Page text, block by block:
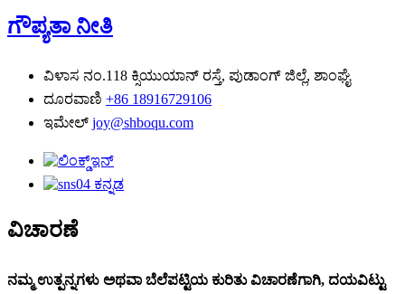
ಗೌಪ್ಯತಾ ನೀತಿ
ವಿಳಾಸ ನಂ.118 ಕ್ಸಿಯುಯಾನ್ ರಸ್ತೆ, ಪುಡಾಂಗ್ ಜಿಲ್ಲೆ, ಶಾಂಘೈ
ದೂರವಾಣಿ +86 18916729106
ಇಮೇಲ್ joy@shboqu.com
ವಿಚಾರಣೆ
ನಮ್ಮ ಉತ್ಪನ್ನಗಳು ಅಥವಾ ಬೆಲೆಪಟ್ಟಿಯ ಕುರಿತು ವಿಚಾರಣೆಗಾಗಿ, ದಯವಿಟ್ಟು